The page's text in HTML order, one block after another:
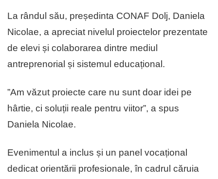
La rândul său, președinta CONAF Dolj, Daniela
Nicolae, a apreciat nivelul proiectelor prezentate
de elevi și colaborarea dintre mediul
antreprenorial și sistemul educațional.
”Am văzut proiecte care nu sunt doar idei pe
hârtie, ci soluții reale pentru viitor”, a spus
Daniela Nicolae.
Evenimentul a inclus și un panel vocațional
dedicat orientării profesionale, în cadrul căruia